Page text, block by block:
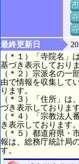
最終更新日
（＊１）「寺院名」
基づき表示しておりま
（＊２）宗派名の一
由で情報を収集して
ります。
（＊３）「住所」は
づき表示しております
（＊４）「宗教法人
き表示しております。
（＊５）都道府県・
報は、総務庁統計局
す。